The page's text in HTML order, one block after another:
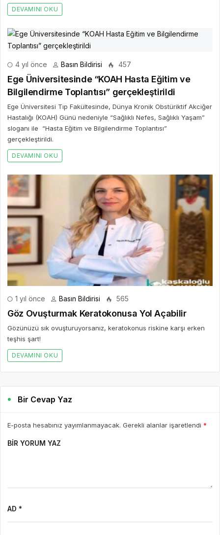
DEVAMINI OKU
4 yıl önce Basın Bildirisi 457
Ege Üniversitesinde “KOAH Hasta Eğitim ve
Bilgilendirme Toplantısı” gerçekleştirildi
Ege Üniversitesi Tıp Fakültesinde, Dünya Kronik Obstüriktif Akciğer
Hastalığı (KOAH) Günü nedeniyle “Sağlıklı Nefes, Sağlıklı Yaşam”
sloganı ile “Hasta Eğitim ve Bilgilendirme Toplantısı”
gerçekleştirildi.
DEVAMINI OKU
1 yıl önce Basın Bildirisi 565
Göz Ovuşturmak Keratokonusa Yol Açabilir
Gözünüzü sık ovuşturuyorsanız, keratokonus riskine karşı erken
teşhis şart!
DEVAMINI OKU
Bir Cevap Yaz
E-posta hesabınız yayımlanmayacak. Gerekli alanlar işaretlendi *
BIR YORUM YAZ
AD *